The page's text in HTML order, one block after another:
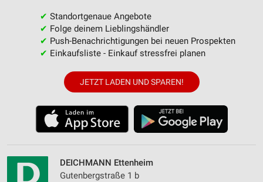
✔ Standortgenaue Angebote
✔ Folge deinem Lieblingshändler
✔ Push-Benachrichtigungen bei neuen Prospekten
✔ Einkaufsliste - Einkauf stressfrei planen
JETZT LADEN UND SPAREN!
DEICHMANN Ettenheim
Gutenbergstraße 1 b